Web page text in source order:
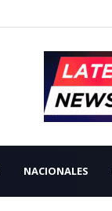
NACIONALES